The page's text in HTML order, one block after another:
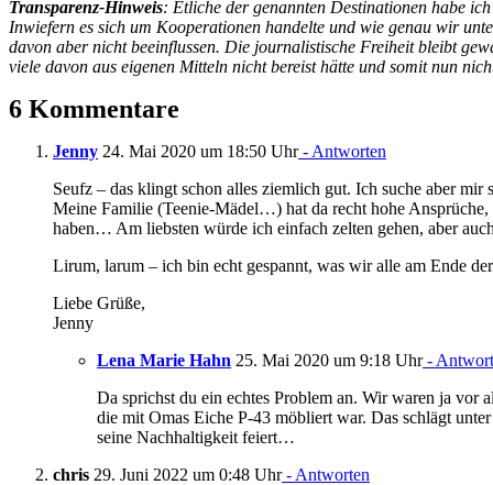
Transparenz-Hinweis: Etliche der genannten Destinationen habe
Inwiefern es sich um Kooperationen handelte und wie genau wir
davon aber nicht beeinflussen. Die journalistische Freiheit bleibt
viele davon aus eigenen Mitteln nicht bereist hätte und somit nun
6 Kommentare
Jenny 24. Mai 2020 um 18:50 Uhr- Antworten
Seufz – das klingt schon alles ziemlich gut. Ich suche aber
Meine Familie (Teenie-Mädel…) hat da recht hohe
haben… Am liebsten würde ich einfach zelten gehen, aber
Lirum, larum – ich bin echt gespannt, was wir alle am Ende
Liebe Grüße,
Jenny
Lena Marie Hahn 25. Mai 2020 um 9:18 Uhr-
Da sprichst du ein echtes Problem an. Wir waren ja vor
die mit Omas Eiche P-43 möbliert war. Das schlägt
seine Nachhaltigkeit feiert…
chris 29. Juni 2022 um 0:48 Uhr- Antworten